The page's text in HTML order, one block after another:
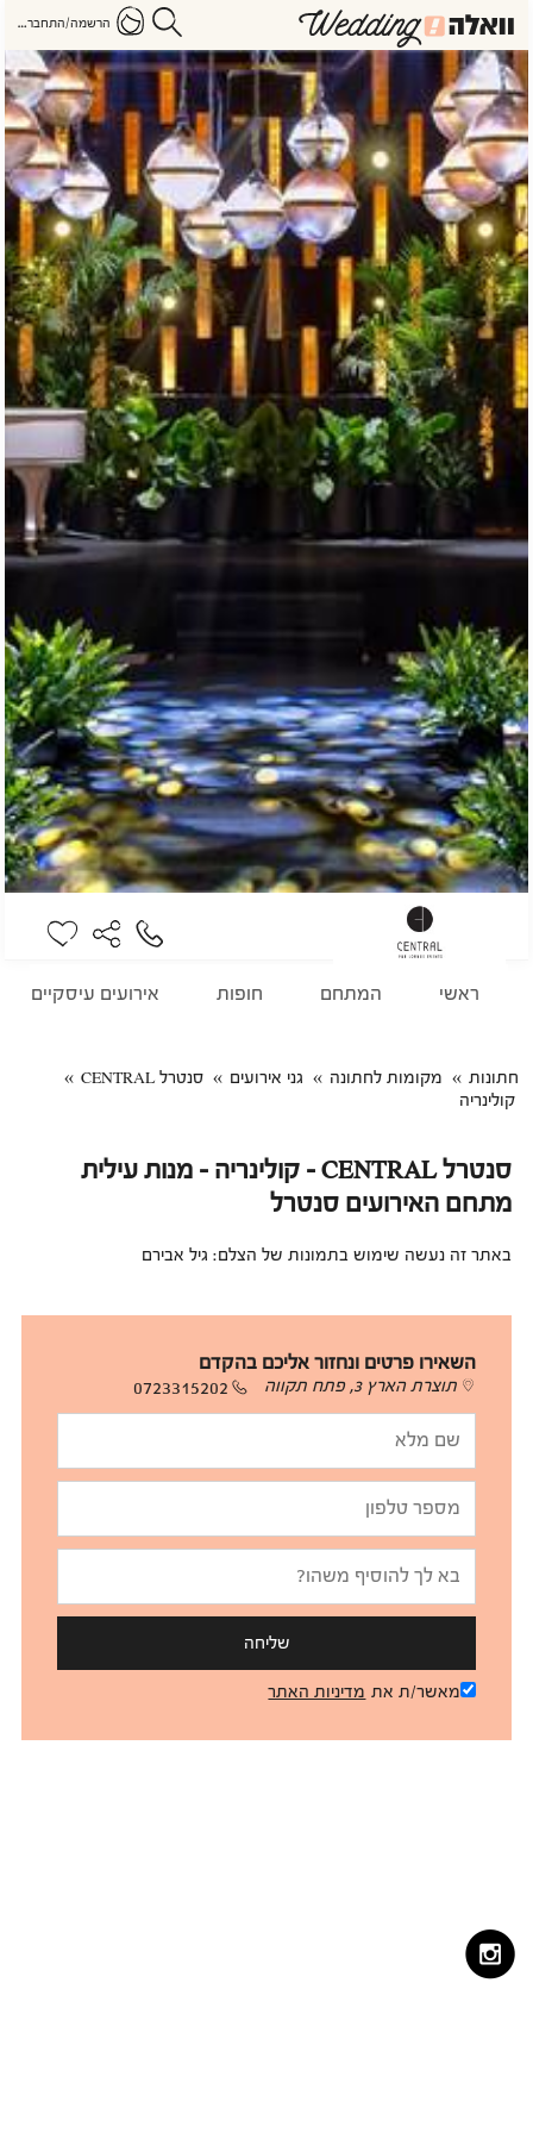
הרשמה/התחברות
ראשי המתחם חופות אירועים עיסקיים
חתונות מקומות לחתונה גני אירועים
סנטרל CENTRAL
קולינריה
סנטרל CENTRAL - קולינריה - מנות עילית
מתחם האירועים סנטרל
באתר זה נעשה שימוש בתמונות של הצלם: גיל אבירם
השאירו פרטים ונחזור אליכם בהקדם
תוצרת הארץ 3, פתח תקווה 0723315202
שליחה
מאשר/ת את מדיניות האתר